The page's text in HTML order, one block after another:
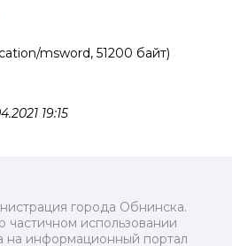
msword, 51200 байт)
19:15
города Обнинска.
частичном использовании
на информационный портал